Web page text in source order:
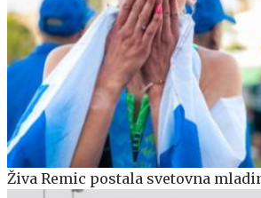
Živa Remic postala svetovna